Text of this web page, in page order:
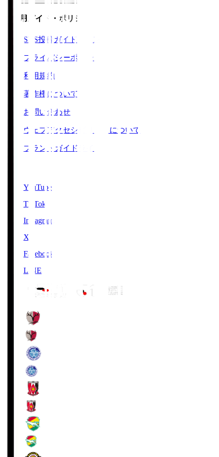
ご利用ガイド・ポリシー
SNS投稿ガイドライン
プライバシーポリシー
利用規約
著作権について
お問い合わせ
ウェブアクセシビリティについて
ブランドガイドライン
YouTube
TikTok
Instagram
X
Facebook
LINE